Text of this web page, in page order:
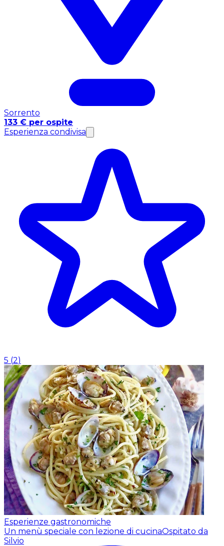
Sorrento
133 € per ospite
Esperienza condivisa
5 (2)
Esperienze gastronomiche
Un menù speciale con lezione di cucinaOspitato da
Silvio